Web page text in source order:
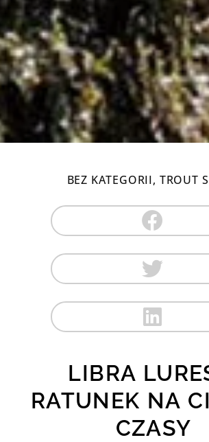
BEZ KATEGORII, TROUT
LIBRA
RATUNEK NA
CZASY